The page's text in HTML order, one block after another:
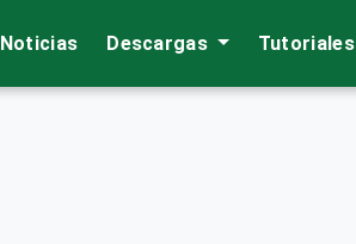
Noticias Descargas Tutoriales